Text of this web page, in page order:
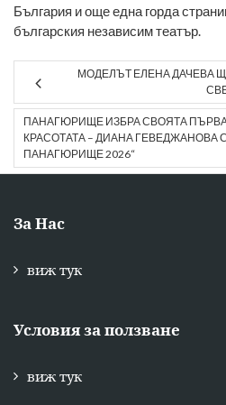
България и още една горда
българския независим театър.
МОДЕЛЪТ ЕЛЕНА ДАЧЕВА
ПАНАГЮРИЩЕ ИЗБРА СВОЯТА
КРАСОТАТА – ДИАНА ГЕВЕДЖАНОВА
ПАНАГЮРИЩЕ 2026“
За Нас
виж тук
Условия за ползване
виж тук